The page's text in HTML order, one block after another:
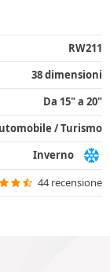
RW211
38 dimensioni
Da 15" a 20"
/ Turismo
Inverno
44 recensione